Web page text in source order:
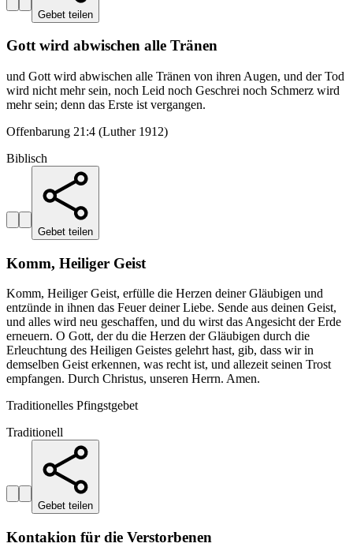
Gebet teilen
Gott wird abwischen alle Tränen
und Gott wird abwischen alle Tränen von ihren Augen, und der Tod
wird nicht mehr sein, noch Leid noch Geschrei noch Schmerz wird
mehr sein; denn das Erste ist vergangen.
Offenbarung 21:4 (Luther 1912)
Biblisch
Gebet teilen
Komm, Heiliger Geist
Komm, Heiliger Geist, erfülle die Herzen deiner Gläubigen und
entzünde in ihnen das Feuer deiner Liebe. Sende aus deinen Geist,
und alles wird neu geschaffen, und du wirst das Angesicht der Erde
erneuern. O Gott, der du die Herzen der Gläubigen durch die
Erleuchtung des Heiligen Geistes gelehrt hast, gib, dass wir in
demselben Geist erkennen, was recht ist, und allezeit seinen Trost
empfangen. Durch Christus, unseren Herrn. Amen.
Traditionelles Pfingstgebet
Traditionell
Gebet teilen
Kontakion für die Verstorbenen